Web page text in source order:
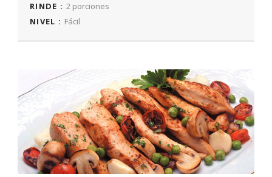
RINDE : 2 porciones
NIVEL : Fácil